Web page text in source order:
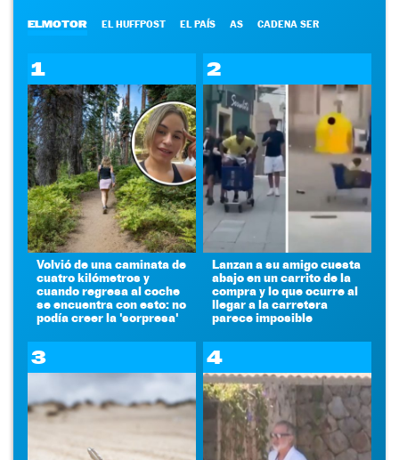
ELMOTOR EL HUFFPOST EL PAÍS AS CADENA SER
1
Volvió de una caminata de
cuatro kilómetros y
cuando regresa al coche
se encuentra con esto: no
podía creer la 'sorpresa'
2
Lanzan a su amigo cuesta
abajo en un carrito de la
compra y lo que ocurre al
llegar a la carretera
parece imposible
3 4